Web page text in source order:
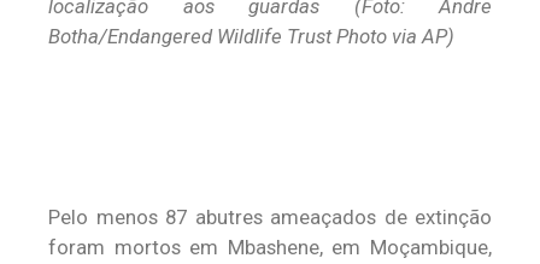
localização aos guardas (Foto: Andre
Botha/Endangered Wildlife Trust Photo via AP)
Pelo menos 87 abutres ameaçados de extinção
foram mortos em Mbashene, em Moçambique,